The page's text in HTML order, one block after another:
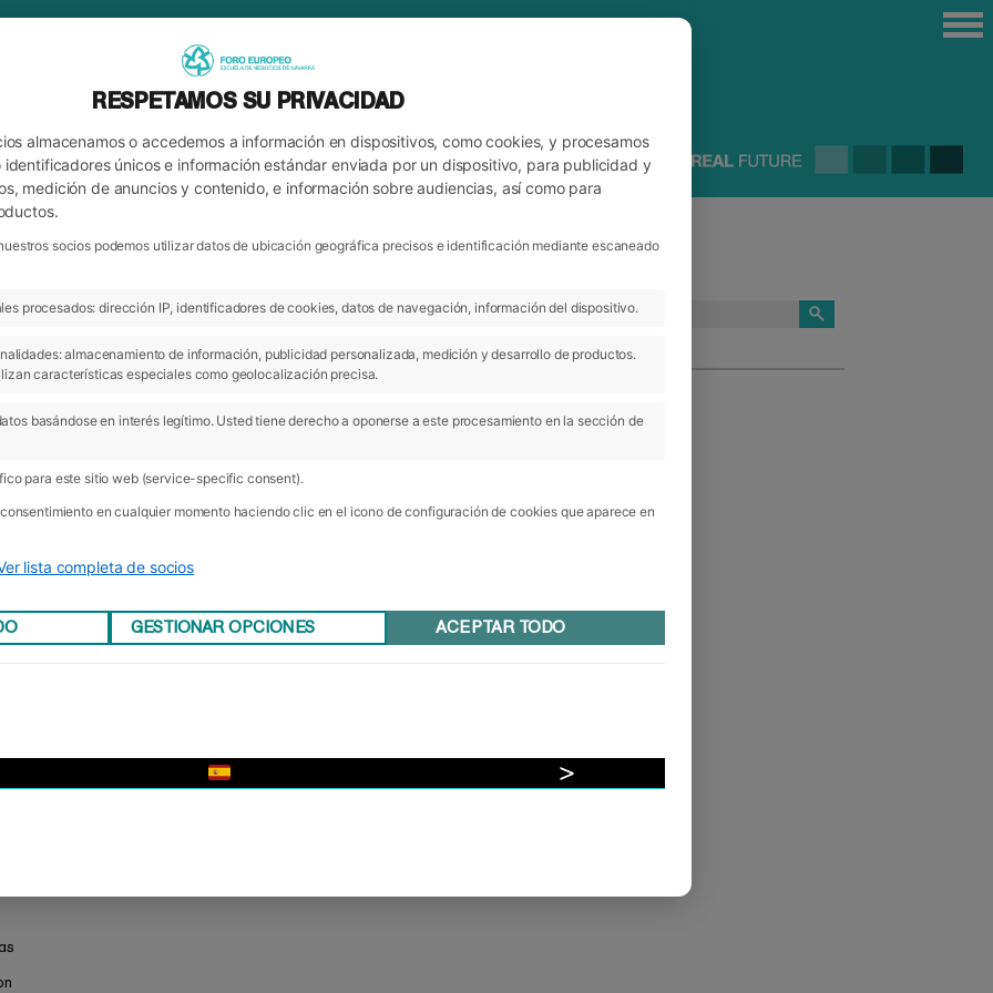
ARCHIVO CATEGORÍAS
RESPETAMOS SU PRIVACIDAD
almacenamos o accedemos a información en dispositivos, como cookies, y procesamos
únicos e información estándar enviada por un dispositivo, para publicidad y
medición de anuncios y contenido, e información sobre audiencias, así como para
socios podemos utilizar datos de ubicación geográfica precisos e identificación mediante escaneado
procesados: dirección IP, identificadores de cookies, datos de navegación, información del dispositivo.
almacenamiento de información, publicidad personalizada, medición y desarrollo de productos.
características especiales como geolocalización precisa.
basándose en interés legítimo. Usted tiene derecho a oponerse a este procesamiento en la sección de
para este sitio web (service-specific consent).
en cualquier momento haciendo clic en el icono de configuración de cookies que aparece en
lista completa de socios
GESTIONAR OPCIONES ACEPTAR TODO